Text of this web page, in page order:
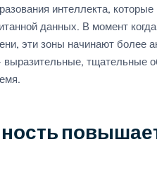
интеллекта, которые
данных. В момент
эти зоны начинают более
выразительные, тщательные